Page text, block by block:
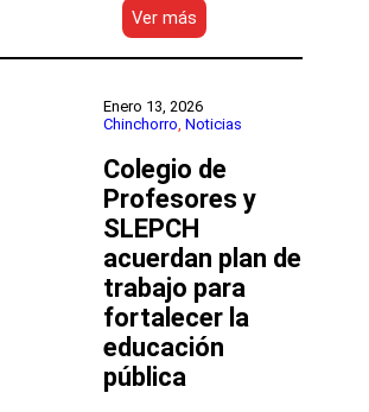
Ver más
SLEP
Chinchorro
Municipalidad
de
firman
para
el
Carnaval
Andino
con
la
Fuerza
Enero 13, 2026
Chinchorro, Noticias
Colegio de
Profesores y
SLEPCH
acuerdan plan de
trabajo para
fortalecer la
educación
pública